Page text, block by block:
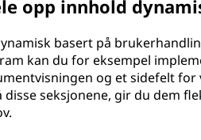
opp innhold
basert på
kan du for eksempel
og et sidefelt for
seksjonene, gir du dem